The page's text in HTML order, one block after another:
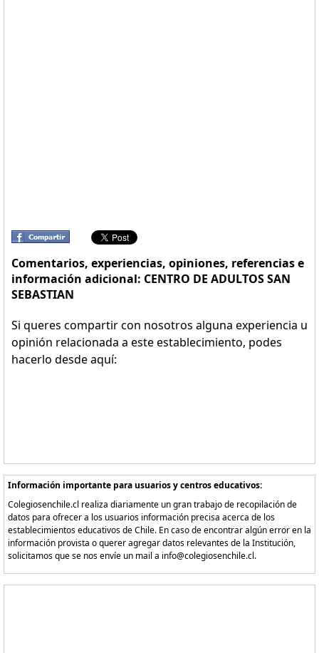
Comentarios, experiencias, opiniones, referencias e
información adicional: CENTRO DE ADULTOS SAN
SEBASTIAN
Si queres compartir con nosotros alguna experiencia u
opinión relacionada a este establecimiento, podes
hacerlo desde aquí:
Información importante para usuarios y centros educativos:
Colegiosenchile.cl realiza diariamente un gran trabajo de recopilación de
datos para ofrecer a los usuarios información precisa acerca de los
establecimientos educativos de Chile. En caso de encontrar algún error en la
información provista o querer agregar datos relevantes de la Institución,
solicitamos que se nos envíe un mail a info@colegiosenchile.cl.